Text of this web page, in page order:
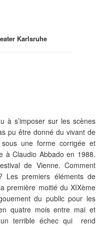
Karlsruhe
à s’imposer sur les scènes
pu être donné du vivant de
une forme corrigée et
à Claudio Abbado en 1988.
de Vienne. Comment
Les premiers éléments de
première moitié du XIXème
du public pour les
quatre mois entre mai et
terrible échec qui rend